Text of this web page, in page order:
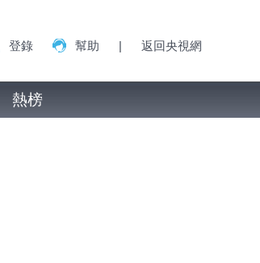
登錄 幫助 | 返回央視網
熱榜